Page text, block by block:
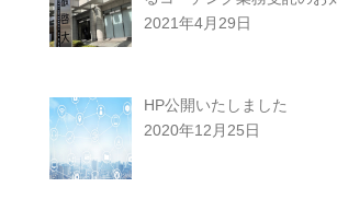
2021年4月29日
HP公開いたしました
2020年12月25日